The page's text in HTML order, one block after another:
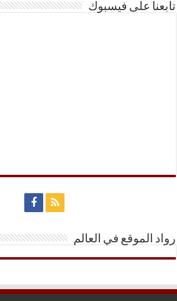
تابعنا على فيسبوك
رواد الموقع في العالم